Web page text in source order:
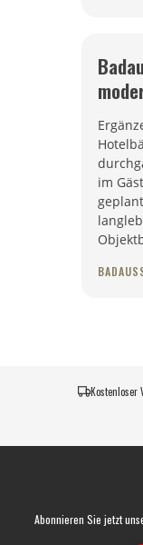
im
Kostenloser
Abonnieren Sie jetzt